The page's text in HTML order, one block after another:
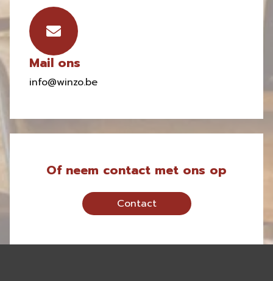
Mail ons
info@winzo.be
Of neem contact met ons op
Contact